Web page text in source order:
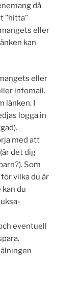
då
”hitta”
eller
kan
eller
infomail.
länken. I
logga in
med att
det dig
Som
vilka du är
du
eventuell